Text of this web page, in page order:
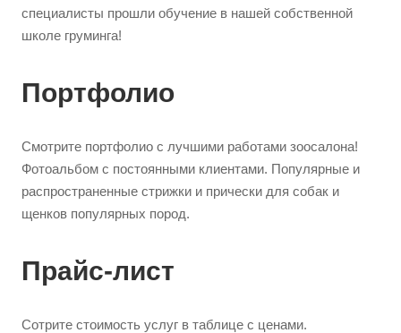
специалисты прошли обучение в нашей собственной
школе груминга!
Портфолио
Смотрите портфолио с лучшими работами зоосалона!
Фотоальбом с постоянными клиентами. Популярные и
распространенные стрижки и прически для собак и
щенков популярных пород.
Прайс-лист
Сотрите стоимость услуг в таблице с ценами.